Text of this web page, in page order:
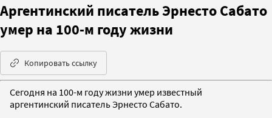
Аргентинский писатель Эрнесто Сабато
умер на 100-м году жизни
Копировать ссылку
Сегодня на 100-м году жизни умер известный
аргентинский писатель Эрнесто Сабато.